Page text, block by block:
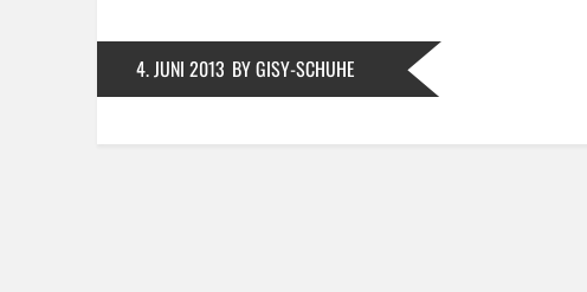
4. JUNI 2013 BY GISY-SCHUHE